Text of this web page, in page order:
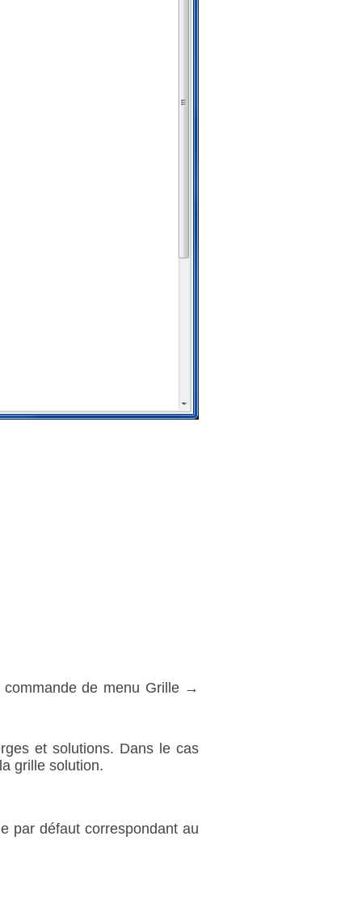
commande de menu Grille →
et solutions. Dans le cas
grille solution.
par défaut correspondant au